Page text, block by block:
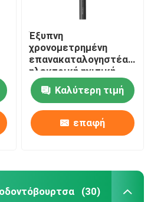
Έξυπνη
χρονομετρημένη
επανακαταλογηστέα
ηλεκτρική ηχιτική
ασύρματη χρέωση
οδοντοβουρτσών
αδιάβροχη
Καλύτερη τιμή
επαφή
(30)